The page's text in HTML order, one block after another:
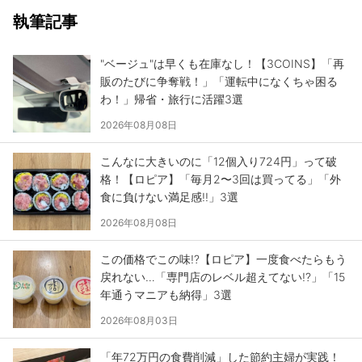
執筆記事
"ベージュ"は早くも在庫なし！【3COINS】「再
販のたびに争奪戦！」「運転中になくちゃ困る
わ！」帰省・旅行に活躍3選
2026年08月08日
こんなに大きいのに「12個入り724円」って破
格！【ロピア】「毎月2〜3回は買ってる」「外
食に負けない満足感!!」3選
2026年08月08日
この価格でこの味!?【ロピア】一度食べたらもう
戻れない…「専門店のレベル超えてない!?」「15
年通うマニアも納得」3選
2026年08月03日
「年72万円の食費削減」した節約主婦が実践！